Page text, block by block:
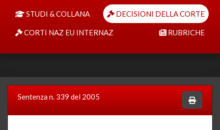
STUDI & COLLANA DECISIONI DELLA CORTE
CORTI NAZ EU INTERNAZ RUBRICHE
Sentenza n. 339 del 2005